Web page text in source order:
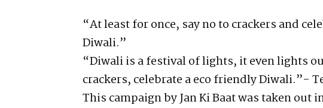
“At least for once, say no to crackers and
Diwali.”
“Diwali is a festival of lights, it even lights
crackers, celebrate a eco friendly Diwali.”-
This campaign by Jan Ki Baat was taken out